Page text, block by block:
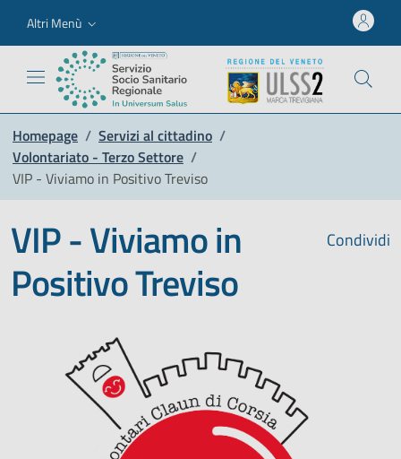
Altri Menù
Homepage / Servizi al cittadino /
Volontariato - Terzo Settore /
VIP - Viviamo in Positivo Treviso
Condividi
VIP - Viviamo in
Positivo Treviso